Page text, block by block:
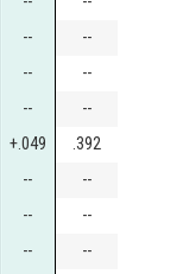
-- --
-- --
-- --
+.049 .392
-- --
-- --
-- --